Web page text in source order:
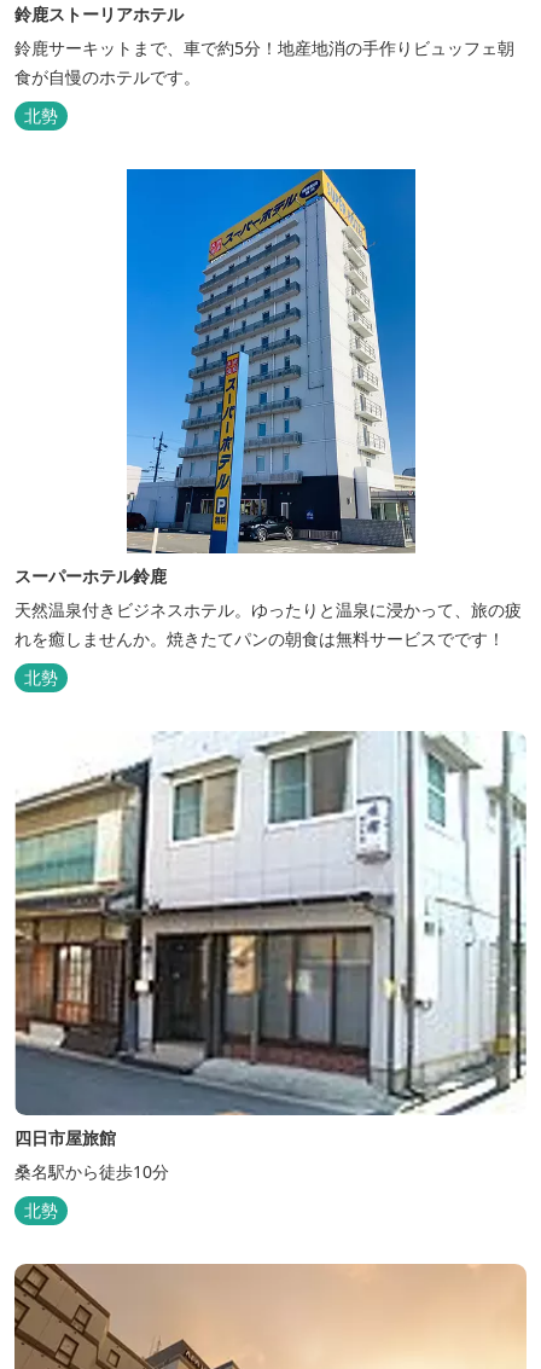
鈴鹿ストーリアホテル
鈴鹿サーキットまで、車で約5分！地産地消の手作りビュッフェ朝
食が自慢のホテルです。
北勢
スーパーホテル鈴鹿
天然温泉付きビジネスホテル。ゆったりと温泉に浸かって、旅の疲
れを癒しませんか。焼きたてパンの朝食は無料サービスでです！
北勢
四日市屋旅館
桑名駅から徒歩10分
北勢